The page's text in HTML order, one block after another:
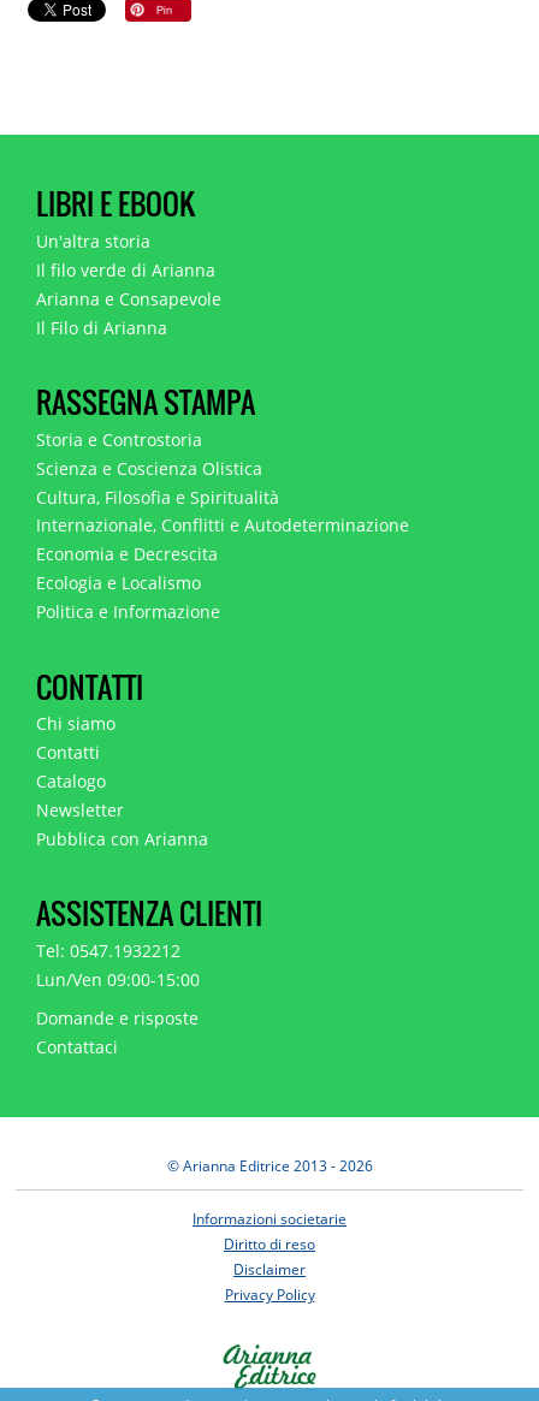
LIBRI E EBOOK
Un'altra storia
Il filo verde di Arianna
Arianna e Consapevole
Il Filo di Arianna
RASSEGNA STAMPA
Storia e Controstoria
Scienza e Coscienza Olistica
Cultura, Filosofia e Spiritualità
Internazionale, Conflitti e Autodeterminazione
Economia e Decrescita
Ecologia e Localismo
Politica e Informazione
CONTATTI
Chi siamo
Contatti
Catalogo
Newsletter
Pubblica con Arianna
ASSISTENZA CLIENTI
Tel: 0547.1932212
Lun/Ven 09:00-15:00
Domande e risposte
Contattaci
© Arianna Editrice 2013 - 2026
Informazioni societarie
Diritto di reso
Disclaimer
Privacy Policy